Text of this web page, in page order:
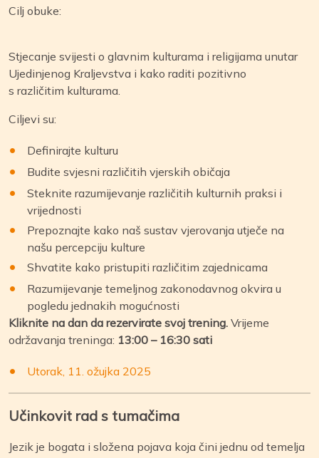
Cilj obuke:
Stjecanje svijesti o glavnim kulturama i religijama unutar
Ujedinjenog Kraljevstva i kako raditi pozitivno
s različitim kulturama.
Ciljevi su:
Definirajte kulturu
Budite svjesni različitih vjerskih običaja
Steknite razumijevanje različitih kulturnih praksi i
vrijednosti
Prepoznajte kako naš sustav vjerovanja utječe na
našu percepciju kulture
Shvatite kako pristupiti različitim zajednicama
Razumijevanje temeljnog zakonodavnog okvira u
pogledu jednakih mogućnosti
Kliknite na dan da rezervirate svoj trening. Vrijeme
održavanja treninga: 13:00 – 16:30 sati
Utorak, 11. ožujka 2025
Učinkovit rad s tumačima
Jezik je bogata i složena pojava koja čini jednu od temelja